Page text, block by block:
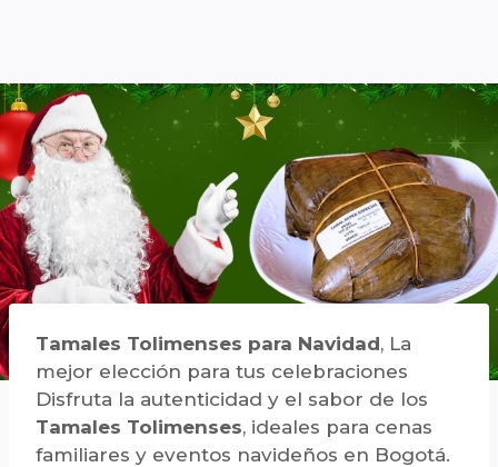
Tamales Tolimenses para Navidad, La
mejor elección para tus celebraciones
Disfruta la autenticidad y el sabor de los
Tamales Tolimenses, ideales para cenas
familiares y eventos navideños en Bogotá.